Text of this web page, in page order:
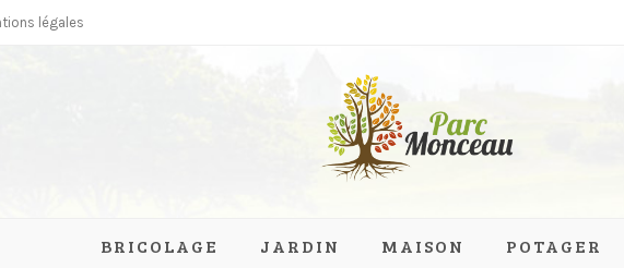
légales
BRICOLAGE JARDIN MAISON POTAGER